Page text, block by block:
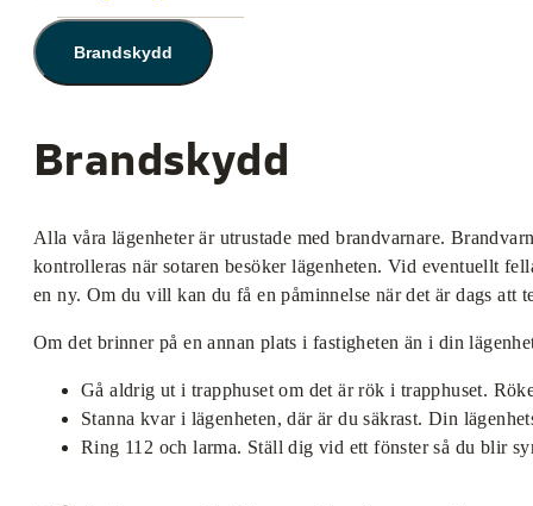
Brandskydd
Brandskydd
Alla våra lägenheter är utrustade med brandvarnare.
kontrolleras när sotaren besöker lägenheten. Vid eventuellt
en ny. Om du vill kan du få en påminnelse när det är dags att
Om det brinner på en annan plats i fastigheten än i din
Gå aldrig ut i trapphuset om det är rök i trapphuset.
Stanna kvar i lägenheten, där är du säkrast. Din
Ring 112 och larma. Ställ dig vid ett fönster så du blir